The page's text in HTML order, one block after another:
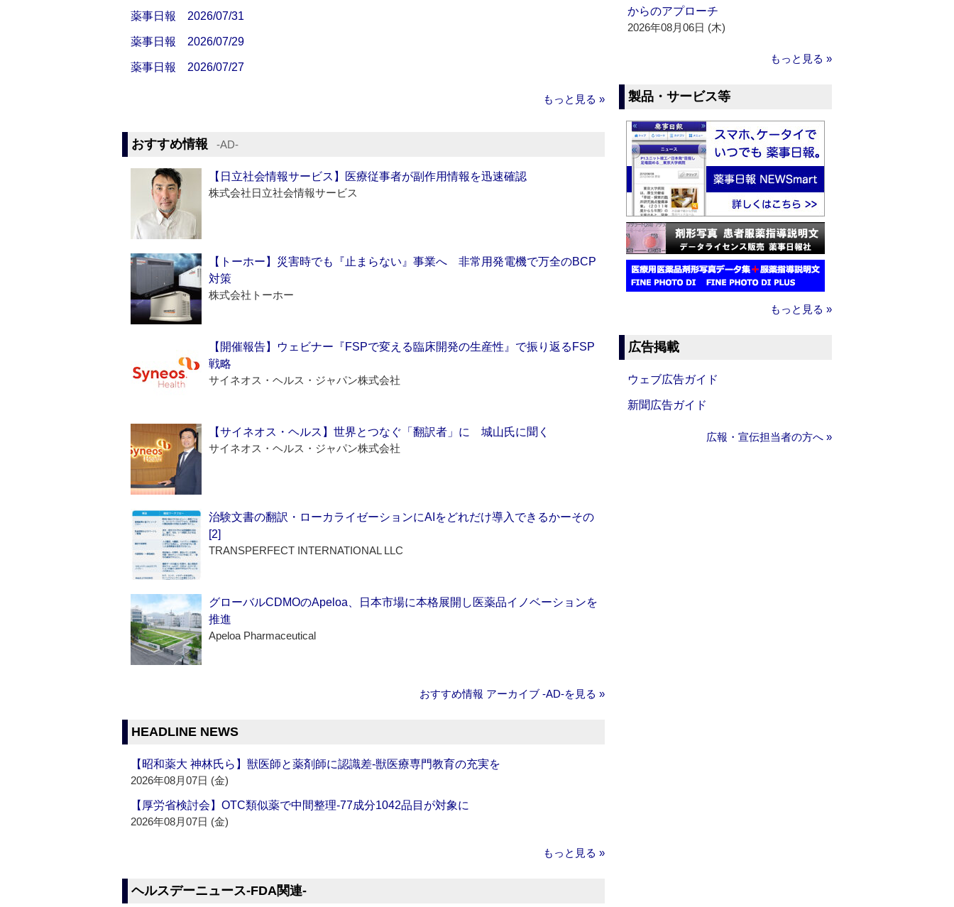
薬事日報 2026/07/31
薬事日報 2026/07/29
薬事日報 2026/07/27
もっと見る »
おすすめ情報 ‐AD‐
【日立社会情報サービス】医療従事者が副作用情報を迅速確認
株式会社日立社会情報サービス
【トーホー】災害時でも『止まらない』事業へ 非常用発電機で万全のBCP
対策
株式会社トーホー
【開催報告】ウェビナー『FSPで変える臨床開発の生産性』で振り返るFSP
戦略
サイネオス・ヘルス・ジャパン株式会社
【サイネオス・ヘルス】世界とつなぐ「翻訳者」に 城山氏に聞く
サイネオス・ヘルス・ジャパン株式会社
治験文書の翻訳・ローカライゼーションにAIをどれだけ導入できるかーその
[2]
TRANSPERFECT INTERNATIONAL LLC
グローバルCDMOのApeloa、日本市場に本格展開し医薬品イノベーションを
推進
Apeloa Pharmaceutical
おすすめ情報 アーカイブ ‐AD‐を見る »
HEADLINE NEWS
【昭和薬大 神林氏ら】獣医師と薬剤師に認識差‐獣医療専門教育の充実を
2026年08月07日 (金)
【厚労省検討会】OTC類似薬で中間整理‐77成分1042品目が対象に
2026年08月07日 (金)
もっと見る »
ヘルスデーニュース‐FDA関連‐
からのアプローチ
2026年08月06日 (木)
もっと見る »
製品・サービス等
もっと見る »
広告掲載
ウェブ広告ガイド
新聞広告ガイド
広報・宣伝担当者の方へ »